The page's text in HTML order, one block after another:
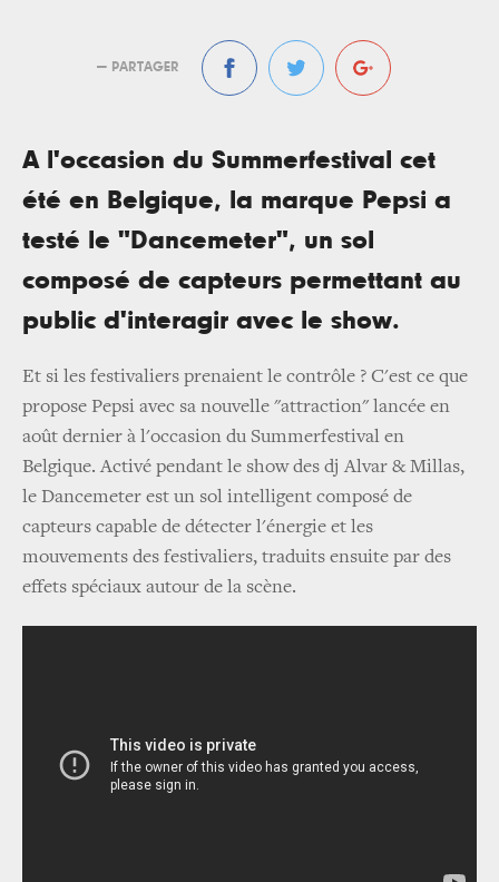
— PARTAGER
A l'occasion du Summerfestival cet
été en Belgique, la marque Pepsi a
testé le "Dancemeter", un sol
composé de capteurs permettant au
public d'interagir avec le show.
Et si les festivaliers prenaient le contrôle ? C'est ce que
propose Pepsi avec sa nouvelle "attraction" lancée en
août dernier à l'occasion du Summerfestival en
Belgique. Activé pendant le show des dj Alvar & Millas,
le Dancemeter est un sol intelligent composé de
capteurs capable de détecter l'énergie et les
mouvements des festivaliers, traduits ensuite par des
effets spéciaux autour de la scène.